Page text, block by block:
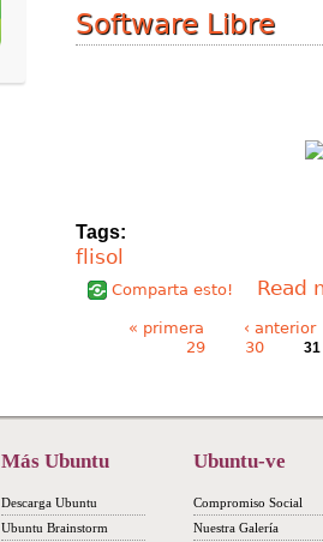
Software Libre
Tags:
flisol
Comparta esto!
Read
Páginas« primera
‹ anterior
29
30 31
Más Ubuntu
Descarga Ubuntu
Ubuntu Brainstorm
Ubuntu-ve
Compromiso Social
Nuestra Galería